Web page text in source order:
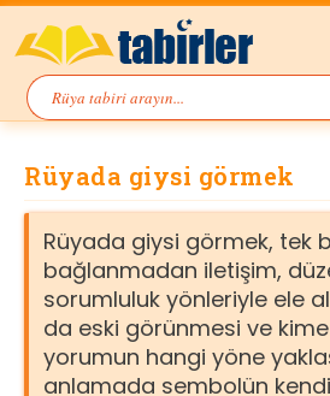
Rüyada giysi görmek
Rüyada giysi görmek, tek
bağlanmadan iletişim,
sorumluluk yönleriyle ele
da eski görünmesi ve
yorumun hangi yöne
anlamada sembolün